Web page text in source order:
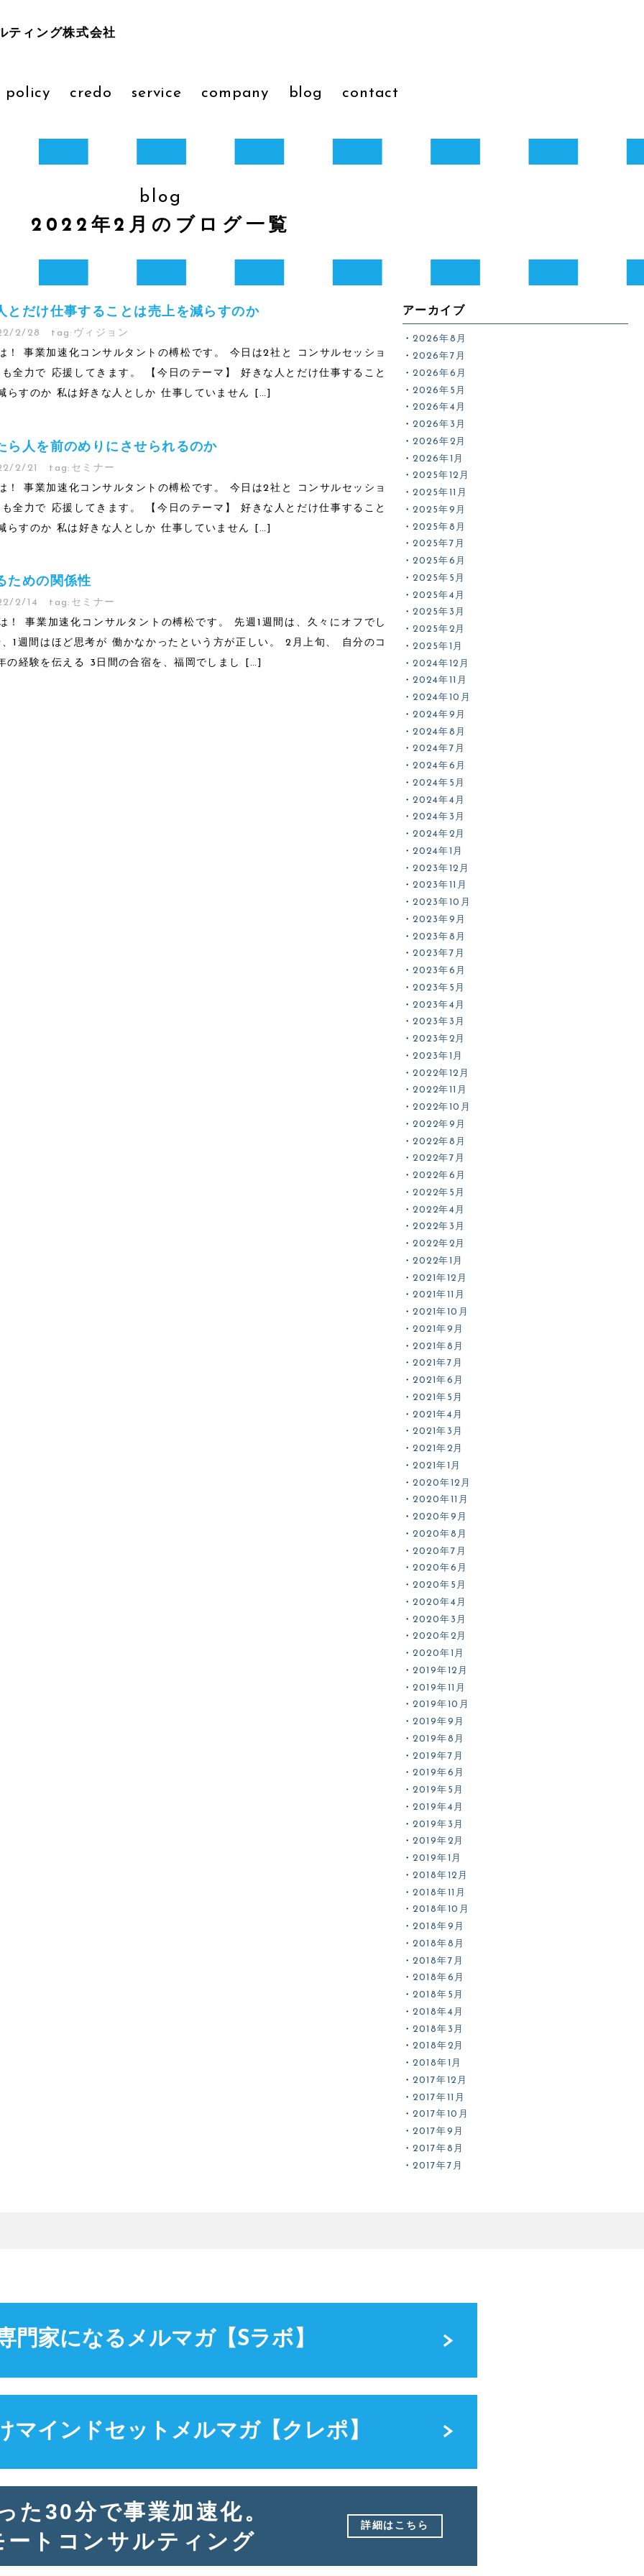
ティング株式会社
policy credo service company blog contact
blog
2022年2月のブログ一覧
とだけ仕事することは売上を減らすのか
2/28 tag: ヴィジョン
！ 事業加速化コンサルタントの榑松です。 今日は2社と コンサルセッショ
全力で 応援してきます。 【今日のテーマ】 好きな人とだけ仕事すること
らすのか 私は好きな人としか 仕事していません […]
ら人を前のめりにさせられるのか
2/21 tag: セミナー
！ 事業加速化コンサルタントの榑松です。 今日は2社と コンサルセッショ
全力で 応援してきます。 【今日のテーマ】 好きな人とだけ仕事すること
らすのか 私は好きな人としか 仕事していません […]
ための関係性
2/14 tag: セミナー
！ 事業加速化コンサルタントの榑松です。 先週1週間は、久々にオフでし
1週間はほど思考が 働かなかったという方が正しい。 2月上旬、 自分のコ
の経験を伝える 3日間の合宿を、福岡でしまし […]
アーカイブ
2026年8月
2026年7月
2026年6月
2026年5月
2026年4月
2026年3月
2026年2月
2026年1月
2025年12月
2025年11月
2025年9月
2025年8月
2025年7月
2025年6月
2025年5月
2025年4月
2025年3月
2025年2月
2025年1月
2024年12月
2024年11月
2024年10月
2024年9月
2024年8月
2024年7月
2024年6月
2024年5月
2024年4月
2024年3月
2024年2月
2024年1月
2023年12月
2023年11月
2023年10月
2023年9月
2023年8月
2023年7月
2023年6月
2023年5月
2023年4月
2023年3月
2023年2月
2023年1月
2022年12月
2022年11月
2022年10月
2022年9月
2022年8月
2022年7月
2022年6月
2022年5月
2022年4月
2022年3月
2022年2月
2022年1月
2021年12月
2021年11月
2021年10月
2021年9月
2021年8月
2021年7月
2021年6月
2021年5月
2021年4月
2021年3月
2021年2月
2021年1月
2020年12月
2020年11月
2020年9月
2020年8月
2020年7月
2020年6月
2020年5月
2020年4月
2020年3月
2020年2月
2020年1月
2019年12月
2019年11月
2019年10月
2019年9月
2019年8月
2019年7月
2019年6月
2019年5月
2019年4月
2019年3月
2019年2月
2019年1月
2018年12月
2018年11月
2018年10月
2018年9月
2018年8月
2018年7月
2018年6月
2018年5月
2018年4月
2018年3月
2018年2月
2018年1月
2017年12月
2017年11月
2017年10月
2017年9月
2017年8月
2017年7月
門家になるメルマガ【Sラボ】
マインドセット メルマガ【クレポ】
た30分で事業加速化。
ートコンサルティング
詳細はこちら